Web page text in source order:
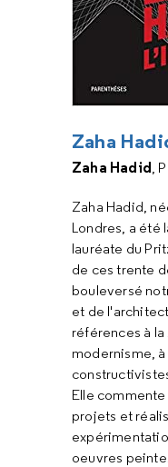
Zaha
Zaha Hadid,
Zaha Hadid,
Londres, a été
lauréate du
de ces trente
bouleversé
et de
références à
modernisme,
Elle
projets et
oeuvres